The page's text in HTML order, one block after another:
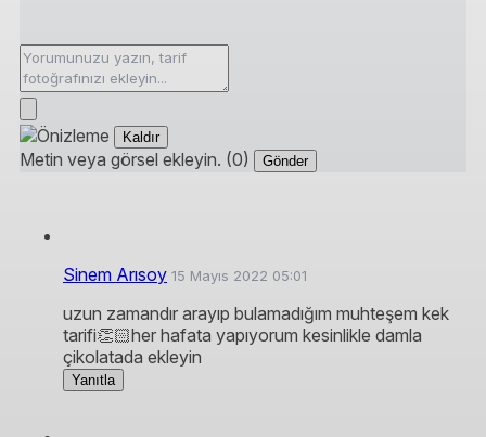
Kaldır
Metin veya görsel ekleyin. (0) Gönder
Sinem Arısoy 15 Mayıs 2022 05:01
uzun zamandır arayıp bulamadığım muhteşem kek
tarifi👏🏻her hafata yapıyorum kesinlikle damla
çikolatada ekleyin
Yanıtla